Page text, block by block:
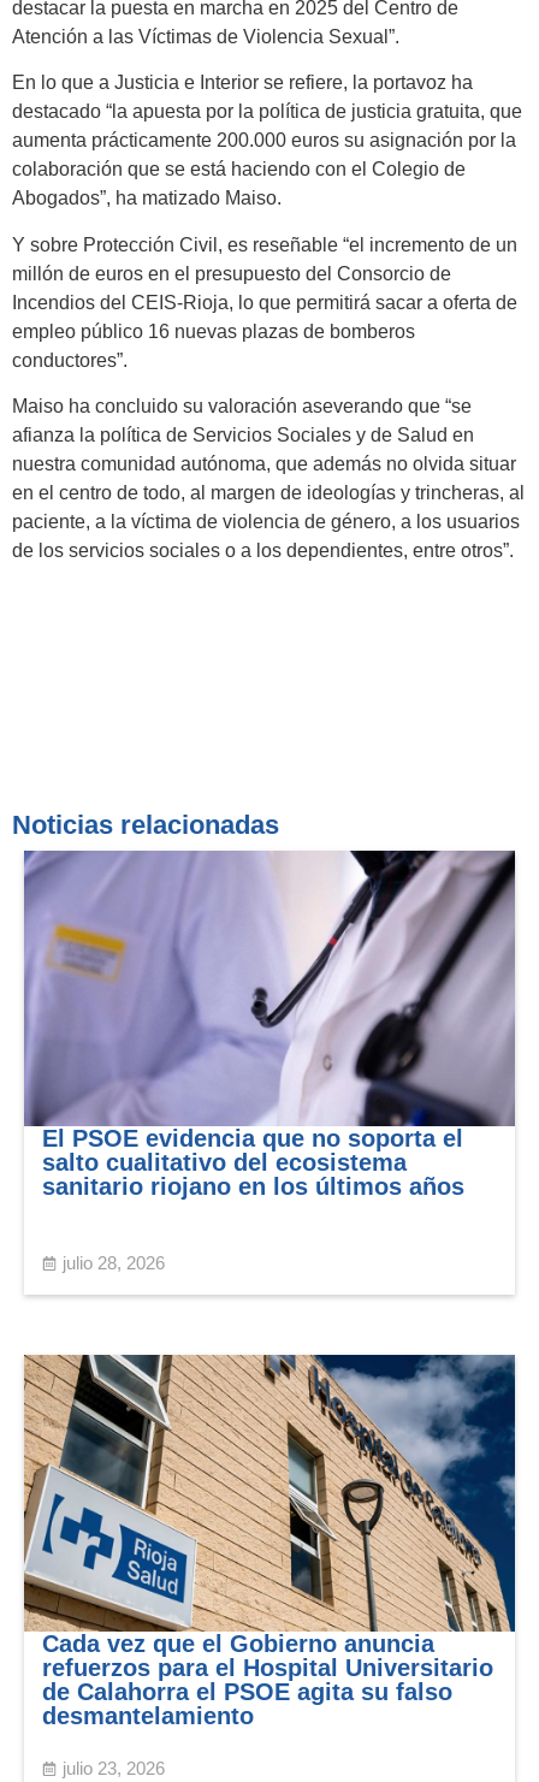
destacar la puesta en marcha en 2025 del Centro de
Atención a las Víctimas de Violencia Sexual”.
En lo que a Justicia e Interior se refiere, la portavoz ha
destacado “la apuesta por la política de justicia gratuita, que
aumenta prácticamente 200.000 euros su asignación por la
colaboración que se está haciendo con el Colegio de
Abogados”, ha matizado Maiso.
Y sobre Protección Civil, es reseñable “el incremento de un
millón de euros en el presupuesto del Consorcio de
Incendios del CEIS-Rioja, lo que permitirá sacar a oferta de
empleo público 16 nuevas plazas de bomberos
conductores”.
Maiso ha concluido su valoración aseverando que “se
afianza la política de Servicios Sociales y de Salud en
nuestra comunidad autónoma, que además no olvida situar
en el centro de todo, al margen de ideologías y trincheras, al
paciente, a la víctima de violencia de género, a los usuarios
de los servicios sociales o a los dependientes, entre otros”.
Noticias relacionadas
El PSOE evidencia que no soporta el
salto cualitativo del ecosistema
sanitario riojano en los últimos años
julio 28, 2026
Cada vez que el Gobierno anuncia
refuerzos para el Hospital Universitario
de Calahorra el PSOE agita su falso
desmantelamiento
julio 23, 2026